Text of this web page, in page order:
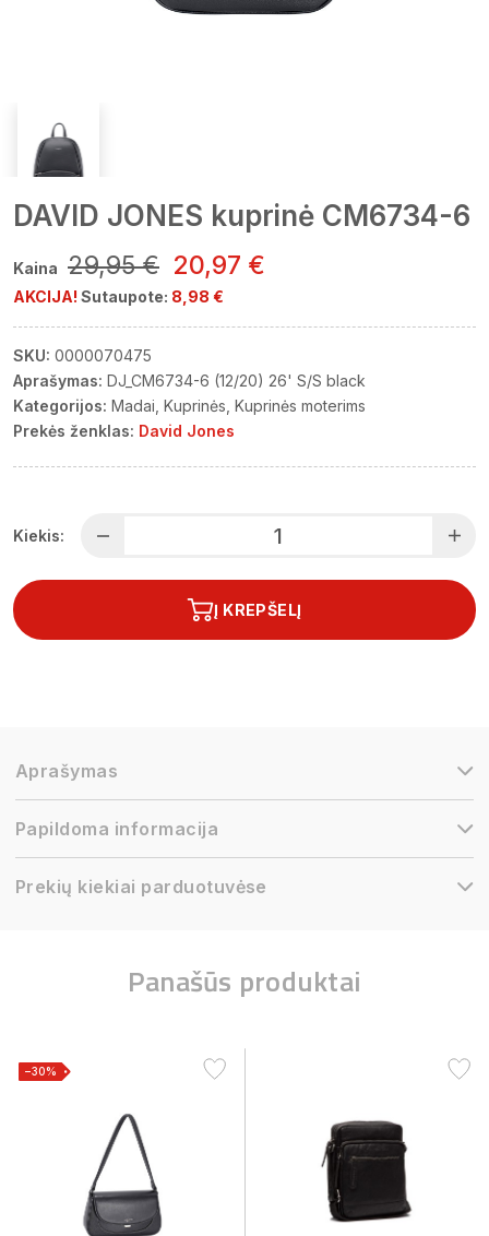
DAVID JONES kuprinė CM6734-6
Kaina 29,95 € 20,97 €
AKCIJA! Sutaupote: 8,98 €
SKU: 0000070475
Aprašymas: DJ_CM6734-6 (12/20) 26' S/S black
Kategorijos: Madai Kuprinės Kuprinės moterims
Prekės ženklas: David Jones
Kiekis:
Į KREPŠELĮ
Aprašymas
Papildoma informacija
Prekių kiekiai parduotuvėse
Panašūs produktai
−30%